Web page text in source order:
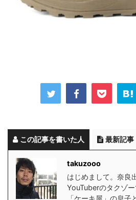
この記事を書いた人 最新記事
takuzooo
はじめまして。奈良
YouTuberのタクゾ
「ケーキ屋」の息